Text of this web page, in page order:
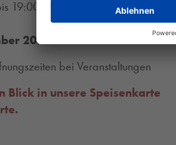
19:00 Uhr (Küche von 12:00 bis
2026 - Betriebsferien
bei Veranstaltungen
Blick in unsere Speisenkarte